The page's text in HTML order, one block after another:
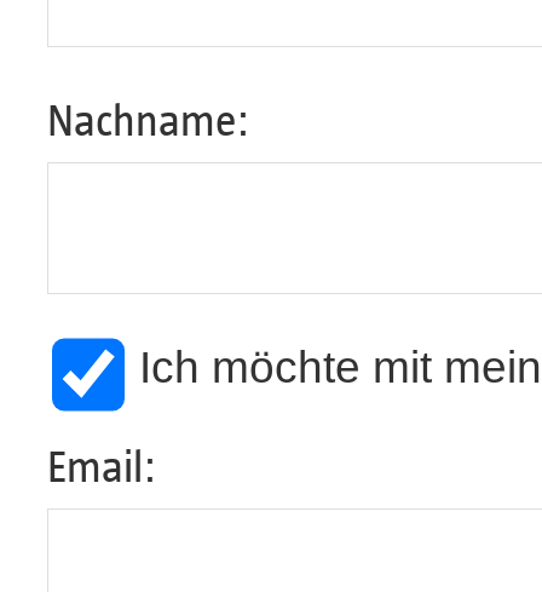
Nachname:
Ich möchte mit
Email: